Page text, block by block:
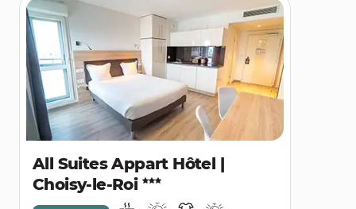
All Suites Appart Hôtel |
Choisy-le-Roi